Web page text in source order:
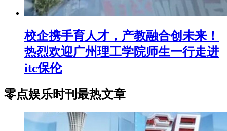
校企携手育人才，产教融合创未来！
热烈欢迎广州理工学院师生一行走进
itc保伦
零点娱乐时刊最热文章